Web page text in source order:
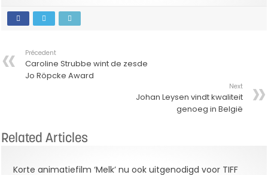
Précedent
Caroline Strubbe wint de zesde
Jo Röpcke Award
Next
Johan Leysen vindt kwaliteit
genoeg in België
Related Articles
Korte animatiefilm ‘Melk’ nu ook uitgenodigd voor TIFF